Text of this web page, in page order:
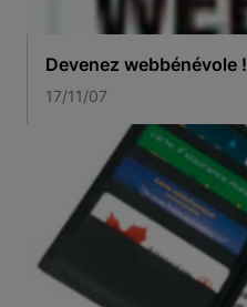
Devenez webbénévole !
17/11/07